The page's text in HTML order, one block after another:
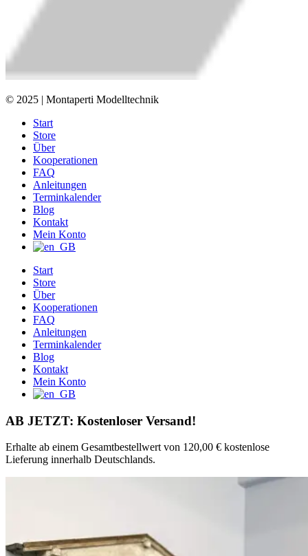
© 2025 | Montaperti Modelltechnik
Start
Store
Über
Kooperationen
FAQ
Anleitungen
Terminkalender
Blog
Kontakt
Mein Konto
Start
Store
Über
Kooperationen
FAQ
Anleitungen
Terminkalender
Blog
Kontakt
Mein Konto
AB JETZT: Kostenloser Versand!
Erhalte ab einem Gesamtbestellwert von 120,00 € kostenlose
Lieferung innerhalb Deutschlands.